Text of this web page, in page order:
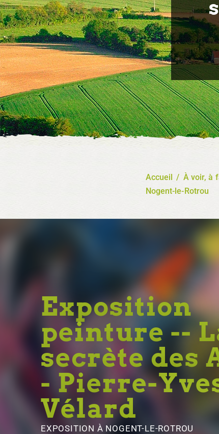
Accueil / À voir, à
Nogent-le-Rotrou
Exposition
peinture --
secrète des
- Pierre-
Vélard
EXPOSITION À NOGENT-LE-ROTROU